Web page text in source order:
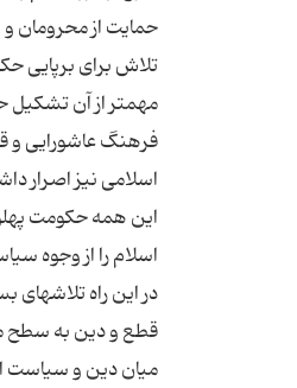
تلاش برای برپایی
مهمتر از آن تشکیل
فرهنگ عاشورایی و
اسلامی نیز اصرار
این همه حکومت
در این راه تلاشهای
قطع و دین به سطح
میان دین و سیاست